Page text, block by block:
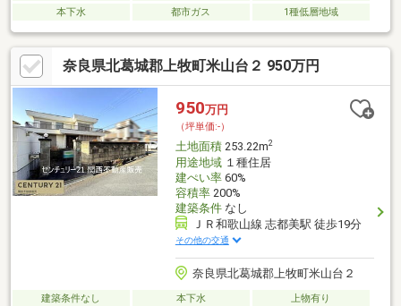
本下水
都市ガス 1種低層地域
奈良県北葛城郡上牧町米山台２ 950万円
950万円
（坪単価:-）
土地面積253.22m2
用途地域１種住居
建ぺい率60%
容積率200%
建築条件なし
ＪＲ和歌山線 志都美駅 徒歩19分
その他の交通
奈良県北葛城郡上牧町米山台２
建築条件なし 本下水
上物有り